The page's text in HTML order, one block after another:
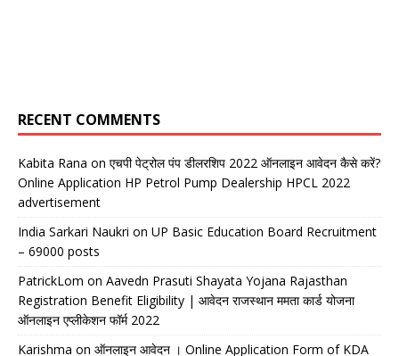
RECENT COMMENTS
Kabita Rana on एचपी पेट्रोल पंप डीलरशिप 2022 ऑनलाइन आवेदन कैसे करें?
Online Application HP Petrol Pump Dealership HPCL 2022
advertisement
India Sarkari Naukri on UP Basic Education Board Recruitment
– 69000 posts
PatrickLom on Aavedn Prasuti Shayata Yojana Rajasthan
Registration Benefit Eligibility | आवेदन राजस्थान ममता कार्ड योजना
ऑनलाइन एप्लीकेशन फॉर्म 2022
Karishma on ऑनलाइन आवेदन । Online Application Form of KDA